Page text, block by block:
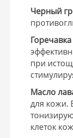
Черный
при
Масло
для кожи.
клеток